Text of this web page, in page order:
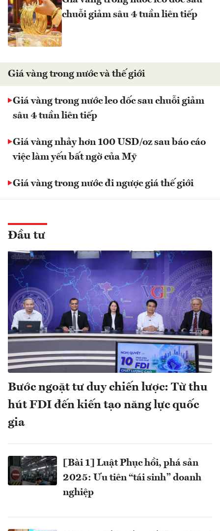
chuỗi giảm sâu 4 tuần liên tiếp
Giá vàng trong nước và thế giới
Giá vàng trong nước leo dốc sau chuỗi giảm
sâu 4 tuần liên tiếp
Giá vàng nhảy hơn 100 USD/oz sau báo cáo
việc làm yếu bất ngờ của Mỹ
Giá vàng trong nước đi ngược giá thế giới
Đầu tư
Bước ngoặt tư duy chiến lược: Từ thu
hút FDI đến kiến tạo năng lực quốc
gia
[Bài 1] Luật Phục hồi, phá sản
2025: Ưu tiên “tái sinh” doanh
nghiệp